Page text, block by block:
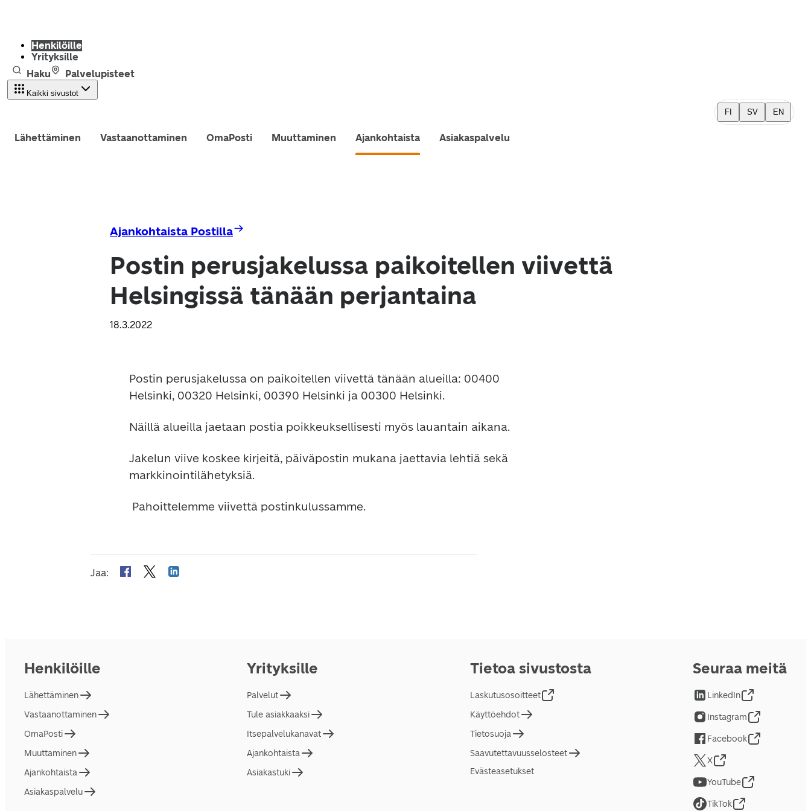
Henkilöille
Yrityksille
Haku
Palvelupisteet
Kaikki sivustot
FI SV EN
Lähettäminen Vastaanottaminen OmaPosti Muuttaminen Ajankohtaista Asiakaspalvelu
Ajankohtaista Postilla
Postin perusjakelussa paikoitellen viivettä
Helsingissä tänään perjantaina
18.3.2022
Postin perusjakelussa on paikoitellen viivettä tänään alueilla: 00400
Helsinki, 00320 Helsinki, 00390 Helsinki ja 00300 Helsinki.
Näillä alueilla jaetaan postia poikkeuksellisesti myös lauantain aikana.
Jakelun viive koskee kirjeitä, päiväpostin mukana jaettavia lehtiä sekä
markkinointilähetyksiä.
Pahoittelemme viivettä postinkulussamme.
Jaa:
Henkilöille
Lähettäminen
Vastaanottaminen
OmaPosti
Muuttaminen
Ajankohtaista
Asiakaspalvelu
Yrityksille
Palvelut
Tule asiakkaaksi
Itsepalvelukanavat
Ajankohtaista
Asiakastuki
Tietoa sivustosta
Laskutusosoitteet
Käyttöehdot
Tietosuoja
Saavutettavuusselosteet
Evästeasetukset
Seuraa meitä
LinkedIn
Instagram
Facebook
X
YouTube
TikTok